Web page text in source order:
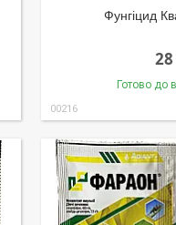
Фунгіцид
Готово до
00216